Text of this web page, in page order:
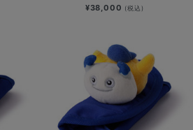
¥38,000 (税込)